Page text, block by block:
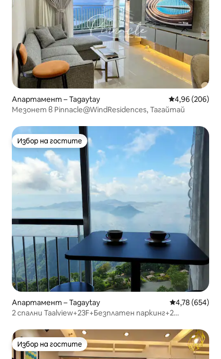
Апартамент – Tagaytay Средна
4,96 (206)
Мезонет в Pinnacle@WindResidences, Тагайтай
Избор на гостите
Избор на гостите
Апартамент – Tagaytay Средна
4,78 (654)
2 спални Taalview+23F+Безплатен паркинг+2
Избор на гостите
Избор на гостите